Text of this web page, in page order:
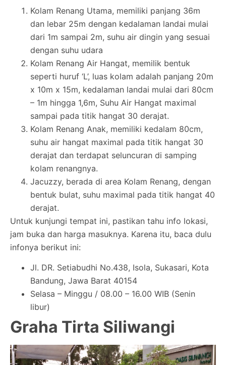
Kolam Renang Utama, memiliki panjang 36m
dan lebar 25m dengan kedalaman landai mulai
dari 1m sampai 2m, suhu air dingin yang sesuai
dengan suhu udara
Kolam Renang Air Hangat, memilik bentuk
seperti huruf ‘L’, luas kolam adalah panjang 20m
x 10m x 15m, kedalaman landai mulai dari 80cm
– 1m hingga 1,6m, Suhu Air Hangat maximal
sampai pada titik hangat 30 derajat.
Kolam Renang Anak, memiliki kedalam 80cm,
suhu air hangat maximal pada titik hangat 30
derajat dan terdapat seluncuran di samping
kolam renangnya.
Jacuzzy, berada di area Kolam Renang, dengan
bentuk bulat, suhu maximal pada titik hangat 40
derajat.
Untuk kunjungi tempat ini, pastikan tahu info lokasi,
jam buka dan harga masuknya. Karena itu, baca dulu
infonya berikut ini:
Jl. DR. Setiabudhi No.438, Isola, Sukasari, Kota
Bandung, Jawa Barat 40154
Selasa – Minggu / 08.00 – 16.00 WIB (Senin
libur)
Graha Tirta Siliwangi